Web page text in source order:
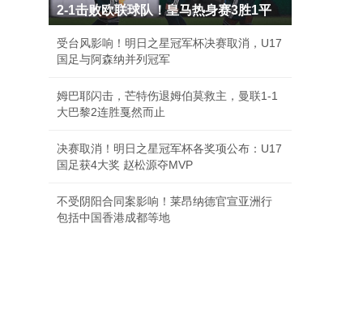
2-1击败欧联球队！皇马热身赛3胜1平
受台风影响！明日之星冠军杯决赛取消，U17
国足与阿森纳并列冠军
姆巴耶闪击，芒特伤退姆伯莫救主，曼联1-1
大巴黎2连胜戛然而止
决赛取消！明日之星冠军杯各奖项公布：U17
国足获4大奖 赵松源夺MVP
不受阴阳合同案影响！莱昂纳德官宣亚洲行
包括中国香港成都等地